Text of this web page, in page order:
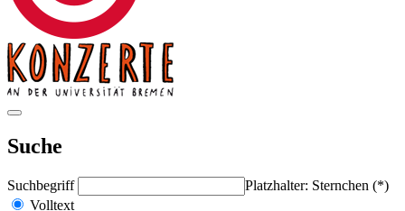
Suche
Suchbegriff
Platzhalter: Sternchen (*)
Volltext